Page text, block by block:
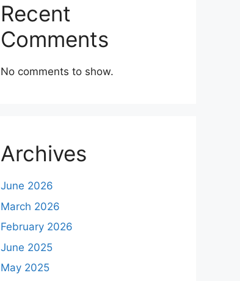
Recent
Comments
No comments to show.
Archives
June 2026
March 2026
February 2026
June 2025
May 2025